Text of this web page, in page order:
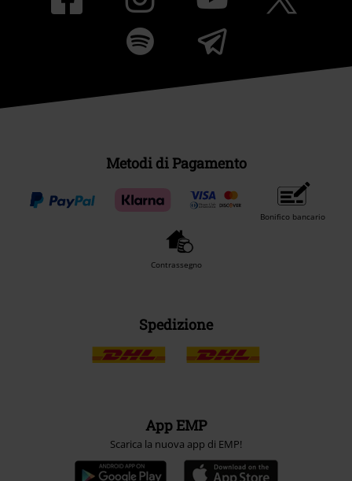
Metodi di Pagamento
Bonifico bancario
Contrassegno
Spedizione
App EMP
Scarica la nuova app di EMP!